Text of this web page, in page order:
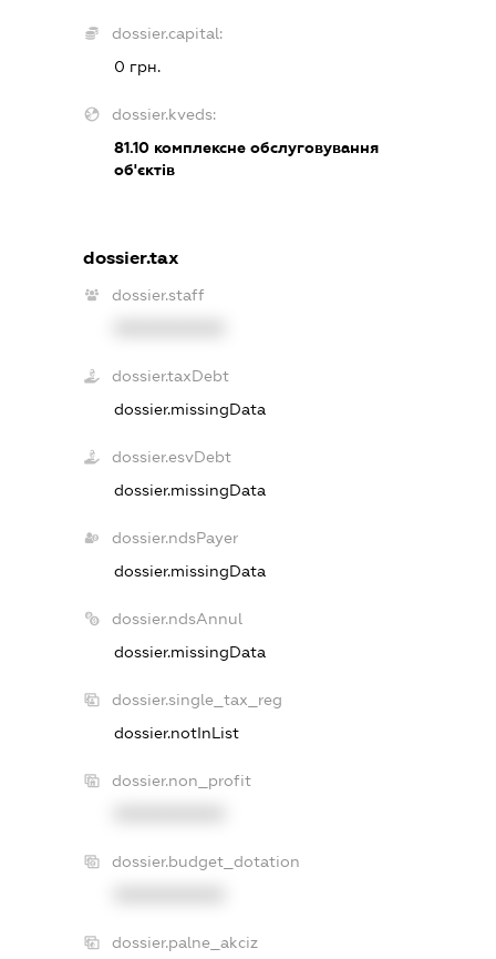
dossier.capital:
0 грн.
dossier.kveds:
81.10комплексне обслуговування
об'єктів
dossier.tax
dossier.staff
dossier.taxDebt
dossier.missingData
dossier.esvDebt
dossier.missingData
dossier.ndsPayer
dossier.missingData
dossier.ndsAnnul
dossier.missingData
dossier.single_tax_reg
dossier.notInList
dossier.non_profit
dossier.budget_dotation
dossier.palne_akciz